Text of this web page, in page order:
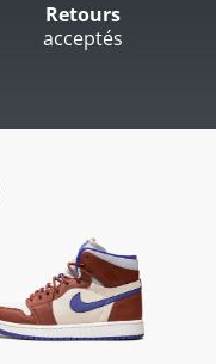
Retours
acceptés